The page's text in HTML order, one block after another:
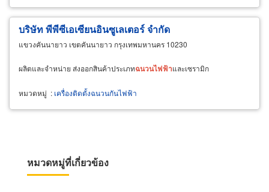
บริษัท พีพีซีเอเซียนอินซูเลเตอร์ จำกัด
แขวงคันนายาว เขตคันนายาว กรุงเทพมหานคร 10230
ผลิตและจำหน่าย ส่งออกสินค้าประเภทฉนวนไฟฟ้าและเซรามิก
หมวดหมู่ : เครื่องติดตั้งฉนวนกันไฟฟ้า
หมวดหมู่ที่เกี่ยวข้อง